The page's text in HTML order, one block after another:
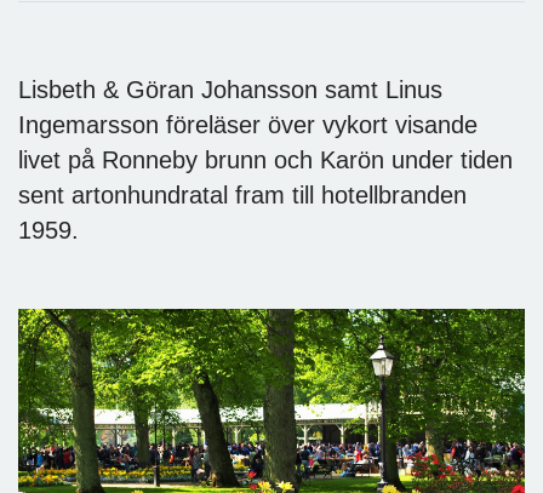
Lisbeth & Göran Johansson samt Linus
Ingemarsson föreläser över vykort visande
livet på Ronneby brunn och Karön under tiden
sent artonhundratal fram till hotellbranden
1959.